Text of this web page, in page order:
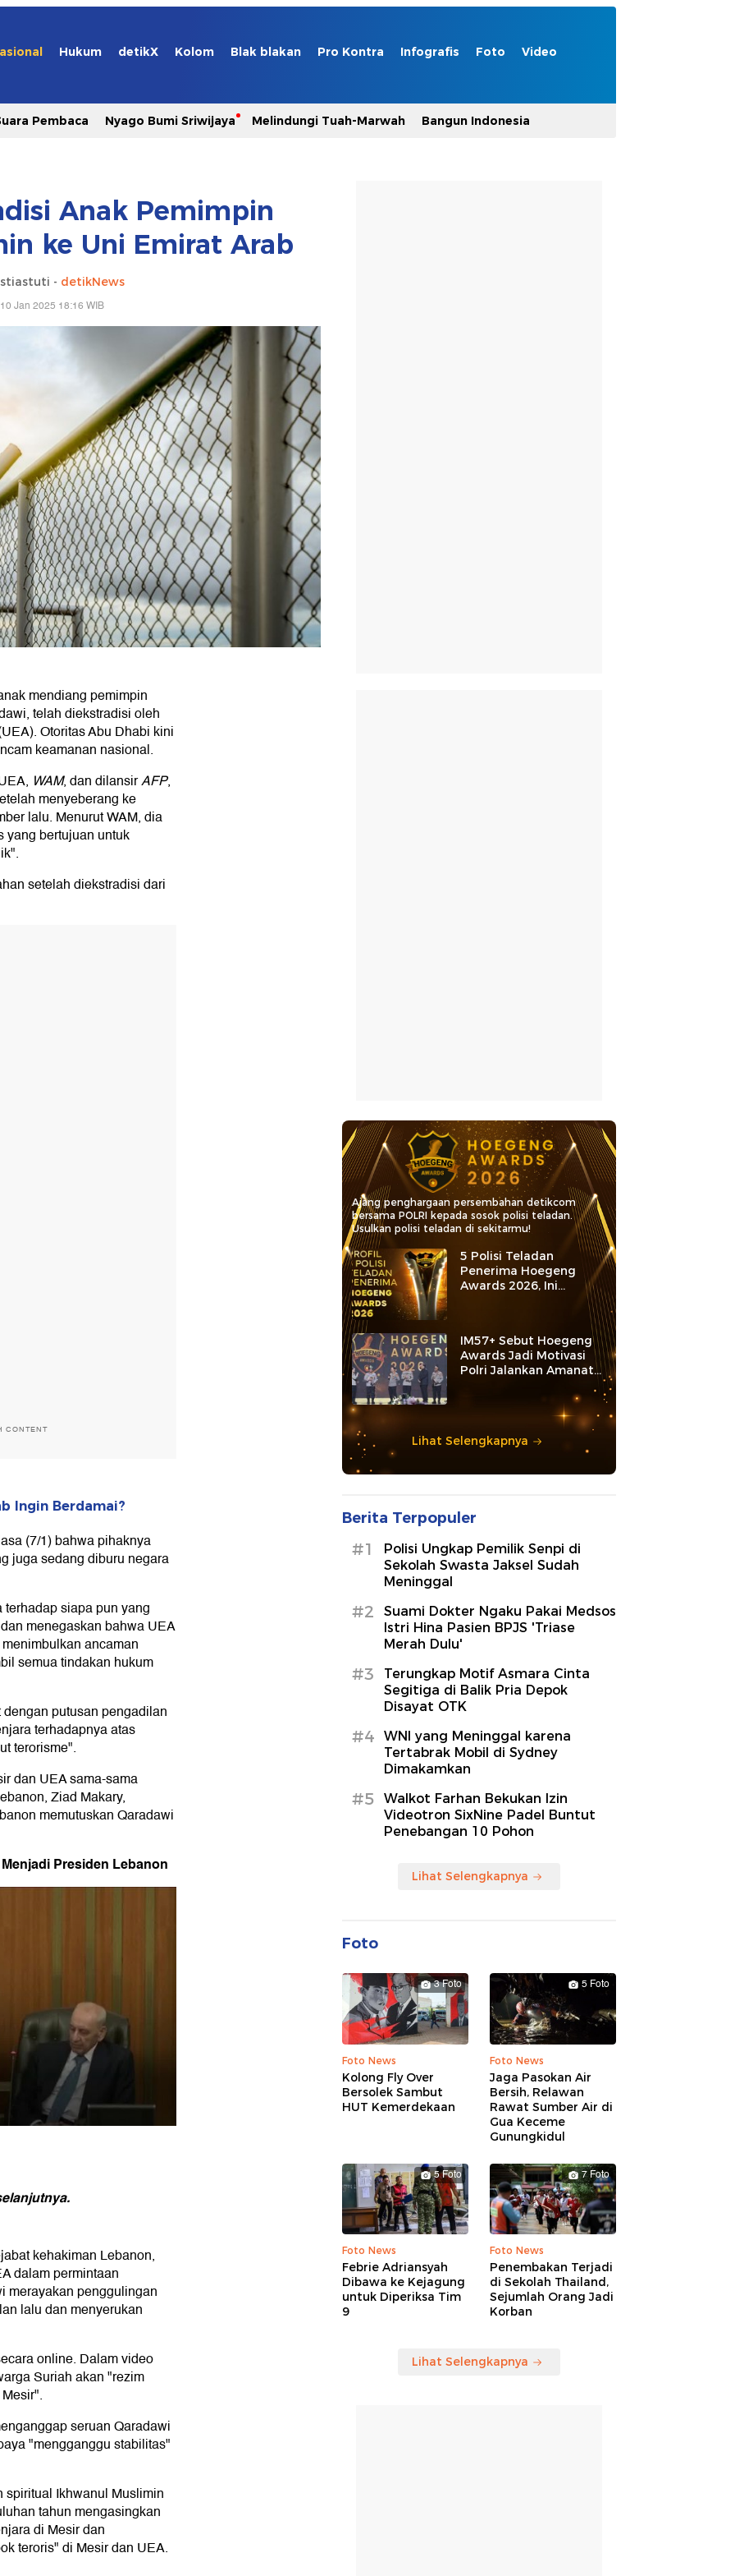
Hukum detikX Kolom Blak blakan Pro Kontra Infografis Foto Video
Pembaca Nyago Bumi Sriwijaya Melindungi Tuah-Marwah Bangun Indonesia
Anak Pemimpin
ke Uni Emirat Arab
- detikNews
Jan 2025 18:16 WIB
mendiang pemimpin
telah diekstradisi oleh
Otoritas Abu Dhabi kini
keamanan nasional.
WAM, dan dilansirAFP,
menyeberang ke
lalu. Menurut WAM, dia
yang bertujuan untuk
setelah diekstradisi dari
CONTENT
Ingin Berdamai?
(7/1) bahwa pihaknya
juga sedang diburu negara
siapa pun yang
menegaskan bahwa UEA
ancaman
semua tindakan hukum
putusan pengadilan
terhadapnya atas
terorisme".
dan UEA sama-sama
Ziad Makary,
memutuskan Qaradawi
Presiden Lebanon
kehakiman Lebanon,
dalam permintaan
merayakan penggulingan
lalu dan menyerukan
online. Dalam video
Suriah akan "rezim
seruan Qaradawi
"mengganggu stabilitas"
Ikhwanul Muslimin
tahun mengasingkan
di Mesir dan
teroris" di Mesir dan UEA.
Ajang penghargaan persembahan detikcom
bersama POLRI kepada sosok polisi teladan.
Usulkan polisi teladan di sekitarmu!
5 Polisi Teladan
Penerima Hoegeng
Awards 2026, Ini
Kategori dan Kiprahnya
IM57+ Sebut Hoegeng
Awards Jadi Motivasi
Polri Jalankan Amanat
Lihat Selengkapnya
Berita Terpopuler
#1
Polisi Ungkap Pemilik Senpi di
Sekolah Swasta Jaksel Sudah
Meninggal
#2
Suami Dokter Ngaku Pakai Medsos
Istri Hina Pasien BPJS 'Triase
Merah Dulu'
#3
Terungkap Motif Asmara Cinta
Segitiga di Balik Pria Depok
Disayat OTK
#4
WNI yang Meninggal karena
Tertabrak Mobil di Sydney
Dimakamkan
#5
Walkot Farhan Bekukan Izin
Videotron SixNine Padel Buntut
Penebangan 10 Pohon
Lihat Selengkapnya
Foto
3 Foto
Foto News
Kolong Fly Over
Bersolek Sambut
HUT Kemerdekaan
5 Foto
Foto News
Jaga Pasokan Air
Bersih, Relawan
Rawat Sumber Air di
Gua Keceme
Gunungkidul
5 Foto
Foto News
Febrie Adriansyah
Dibawa ke Kejagung
untuk Diperiksa Tim
9
7 Foto
Foto News
Penembakan Terjadi
di Sekolah Thailand,
Sejumlah Orang Jadi
Korban
Lihat Selengkapnya